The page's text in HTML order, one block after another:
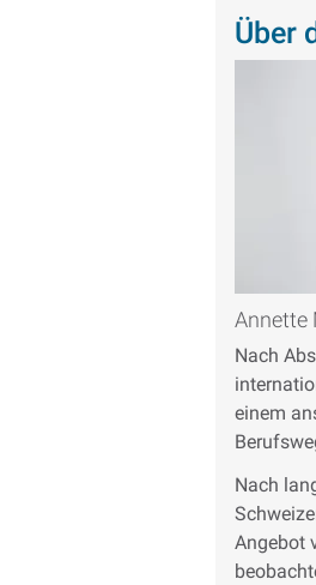
Über
Annette
Nach
einem
Nach
Angebot